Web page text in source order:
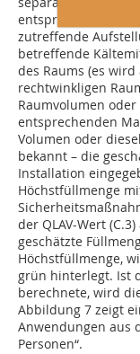
entsprechenden
zutreffende
betreffende
des Raums (es
rechtwinkligen
Raumvolumen
entsprechenden
Volumen oder
bekannt – die
Installation
Höchstfüllmenge
der QLAV-Wert
geschätzte
Höchstfüllmenge,
grün hinterlegt. Ist
berechnete, wird
Abbildung 7 zeigt
Anwendungen aus
Personen“.